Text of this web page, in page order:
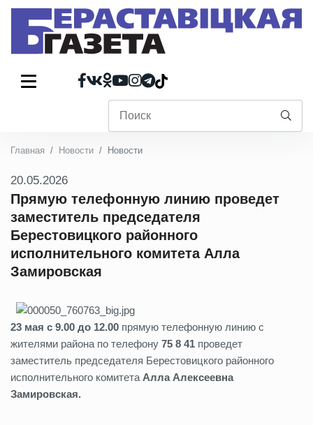
Главная Новости Новости
20.05.2026
Прямую телефонную линию проведет
заместитель председателя
Берестовицкого районного
исполнительного комитета Алла
Замировская
23 мая с 9.00 до 12.00 прямую телефонную линию с
жителями района по телефону 75 8 41 проведет
заместитель председателя Берестовицкого районного
исполнительного комитета Алла Алексеевна
Замировская.